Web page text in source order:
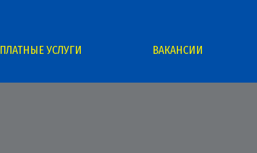
ПЛАТНЫЕ УСЛУГИ ВАКАНСИИ